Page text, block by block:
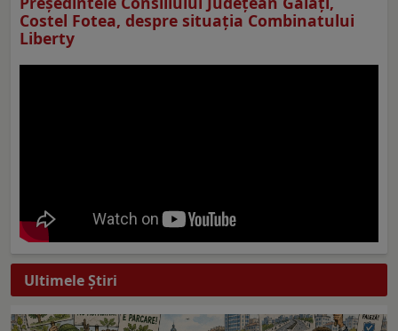
Costel Fotea, despre situaţia Combinatului
Liberty
Ultimele Ştiri